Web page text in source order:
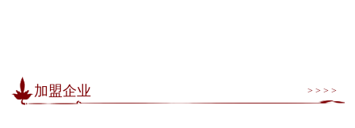
加盟企业 > > > >